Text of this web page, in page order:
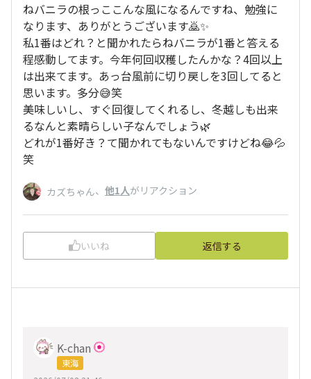
ねバニラの根っここんな風になるんですね、勉強に
なります、ありがとうございます🙇✨
私1番はどれ？と聞かれたらねバニラが1番と答える
程感動してます。今年何回収穫したんかな？4回以上
は出来てます。あっ台風前に切り戻しを3回してると
思います。多分😅‪‪笑
美味しいし、すぐ回復してくれるし、冬越しも出来
るなんと素晴らしい子なんでしょう🌿‬
どれが1番好き？て聞かれてもないんですけどね😂💦
笑
カズちゃん、 他1人がリアクション
いいね 返信する
K-chan
東海